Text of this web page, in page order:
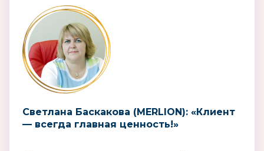
Светлана Баскакова (MERLION): «Клиент
— всегда главная ценность!»